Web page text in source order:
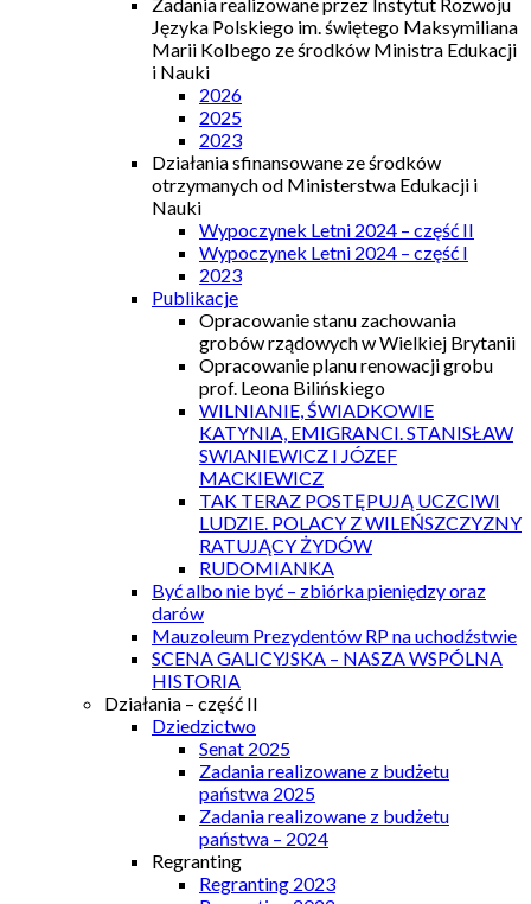
Języka Polskiego im. świętego Maksymiliana
Marii Kolbego ze środków Ministra Edukacji
i Nauki
2026
2025
2023
Działania sfinansowane ze środków
otrzymanych od Ministerstwa Edukacji i
Nauki
Wypoczynek Letni 2024 – część II
Wypoczynek Letni 2024 – część I
2023
Publikacje
Opracowanie stanu zachowania
grobów rządowych w Wielkiej Brytanii
Opracowanie planu renowacji grobu
prof. Leona Bilińskiego
WILNIANIE, ŚWIADKOWIE
KATYNIA, EMIGRANCI. STANISŁAW
SWIANIEWICZ I JÓZEF
MACKIEWICZ
TAK TERAZ POSTĘPUJĄ UCZCIWI
LUDZIE. POLACY Z WILEŃSZCZYZNY
RATUJĄCY ŻYDÓW
RUDOMIANKA
Być albo nie być – zbiórka pieniędzy oraz
darów
Mauzoleum Prezydentów RP na uchodźstwie
SCENA GALICYJSKA – NASZA WSPÓLNA
HISTORIA
Działania – część II
Dziedzictwo
Senat 2025
Zadania realizowane z budżetu
państwa 2025
Zadania realizowane z budżetu
państwa – 2024
Regranting
Regranting 2023